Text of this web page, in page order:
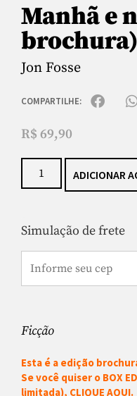
Manhã e
brochura)
Jon Fosse
COMPARTILHE:
R$ 69,90
ADICIONAR
Simulação de frete
Ficção
Esta é a edição
Se você quiser o BOX
limitada), CLIQUE AQUI.